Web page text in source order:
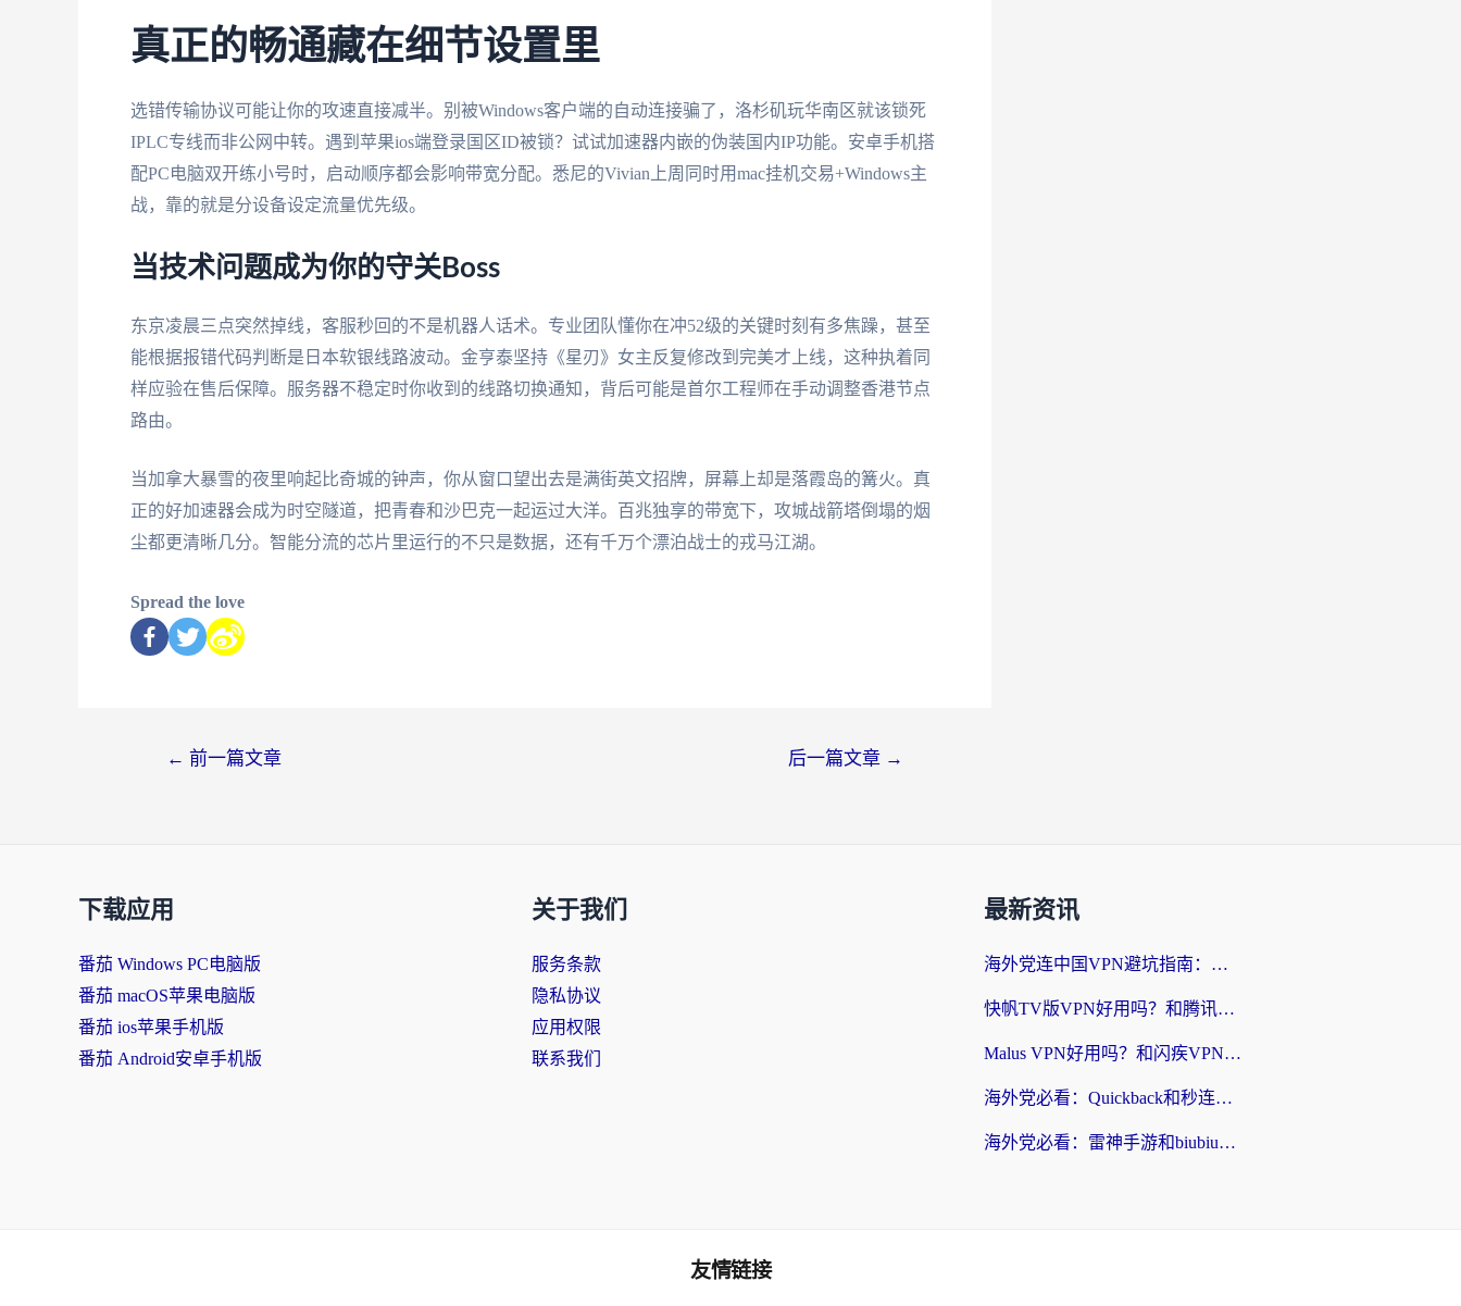
真正的畅通藏在细节设置里
选错传输协议可能让你的攻速直接减半。别被Windows客户端的自动连接骗了，洛杉矶玩华南区就该锁死
IPLC专线而非公网中转。遇到苹果ios端登录国区ID被锁？试试加速器内嵌的伪装国内IP功能。安卓手机搭
配PC电脑双开练小号时，启动顺序都会影响带宽分配。悉尼的Vivian上周同时用mac挂机交易+Windows主
战，靠的就是分设备设定流量优先级。
当技术问题成为你的守关Boss
东京凌晨三点突然掉线，客服秒回的不是机器人话术。专业团队懂你在冲52级的关键时刻有多焦躁，甚至
能根据报错代码判断是日本软银线路波动。金亨泰坚持《星刃》女主反复修改到完美才上线，这种执着同
样应验在售后保障。服务器不稳定时你收到的线路切换通知，背后可能是首尔工程师在手动调整香港节点
路由。
当加拿大暴雪的夜里响起比奇城的钟声，你从窗口望出去是满街英文招牌，屏幕上却是落霞岛的篝火。真
正的好加速器会成为时空隧道，把青春和沙巴克一起运过大洋。百兆独享的带宽下，攻城战箭塔倒塌的烟
尘都更清晰几分。智能分流的芯片里运行的不只是数据，还有千万个漂泊战士的戎马江湖。
Spread the love
← 前一篇文章 后一篇文章 →
下载应用
番茄 Windows PC电脑版
番茄 macOS苹果电脑版
番茄 ios苹果手机版
番茄 Android安卓手机版
关于我们
服务条款
隐私协议
应用权限
联系我们
最新资讯
海外党连中国VPN避坑指南：如何选到真正能无缝刷国内资源的加速器？
快帆TV版VPN好用吗？和腾讯VPN对比哪个回国效果更好？海外党必看的真实体验指南
Malus VPN好用吗？和闪疾VPN对比哪个回国效果更好？海外华人的实用避坑指南
海外党必看：Quickback和秒连好用吗？3步选对回国加速器，无缝刷国内资源
海外党必看：雷神手游和biubiu好用吗？3招选对回国加速器无缝刷国内资源
友情链接